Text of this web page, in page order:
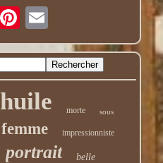
huile morte sous
femme impressionniste
portrait belle